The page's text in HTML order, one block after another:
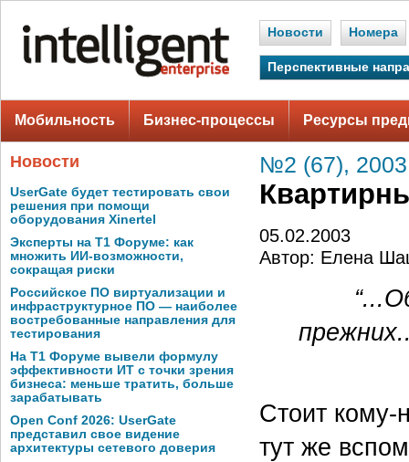
Новости Номера
Перспективные
Мобильность Бизнес-процессы Ресурсы
Новости
UserGate будет тестировать свои
решения при помощи
оборудования Xinertel
Эксперты на Т1 Форуме: как
множить ИИ-возможности,
сокращая риски
Российское ПО виртуализации и
инфраструктурное ПО — наиболее
востребованные направления для
тестирования
На Т1 Форуме вывели формулу
эффективности ИТ с точки зрения
бизнеса: меньше тратить, больше
зарабатывать
Open Conf 2026: UserGate
представил свое видение
архитектуры сетевого доверия
№2 (67), 2003
05.02.2003
Автор: Елена
Стоит кому-
тут же